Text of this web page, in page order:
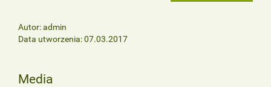
Autor: admin
Data utworzenia: 07.03.2017
Media